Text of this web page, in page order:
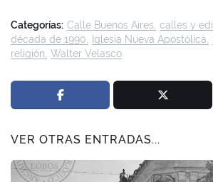
Categorías: Calle Buenos Aires calles y
década de 1990
Iglesia Nueva Apostólica
religión Walter Velasco
VER OTRAS ENTRADAS...